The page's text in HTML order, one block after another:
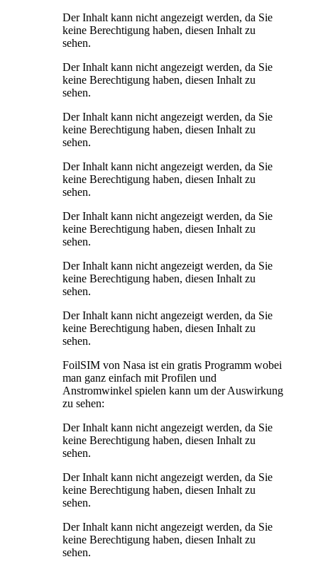
Der Inhalt kann nicht angezeigt werden, da Sie
keine Berechtigung haben, diesen Inhalt zu
sehen.
Der Inhalt kann nicht angezeigt werden, da Sie
keine Berechtigung haben, diesen Inhalt zu
sehen.
Der Inhalt kann nicht angezeigt werden, da Sie
keine Berechtigung haben, diesen Inhalt zu
sehen.
Der Inhalt kann nicht angezeigt werden, da Sie
keine Berechtigung haben, diesen Inhalt zu
sehen.
Der Inhalt kann nicht angezeigt werden, da Sie
keine Berechtigung haben, diesen Inhalt zu
sehen.
Der Inhalt kann nicht angezeigt werden, da Sie
keine Berechtigung haben, diesen Inhalt zu
sehen.
Der Inhalt kann nicht angezeigt werden, da Sie
keine Berechtigung haben, diesen Inhalt zu
sehen.
FoilSIM von Nasa ist ein gratis Programm wobei
man ganz einfach mit Profilen und
Anstromwinkel spielen kann um der Auswirkung
zu sehen:
Der Inhalt kann nicht angezeigt werden, da Sie
keine Berechtigung haben, diesen Inhalt zu
sehen.
Der Inhalt kann nicht angezeigt werden, da Sie
keine Berechtigung haben, diesen Inhalt zu
sehen.
Der Inhalt kann nicht angezeigt werden, da Sie
keine Berechtigung haben, diesen Inhalt zu
sehen.